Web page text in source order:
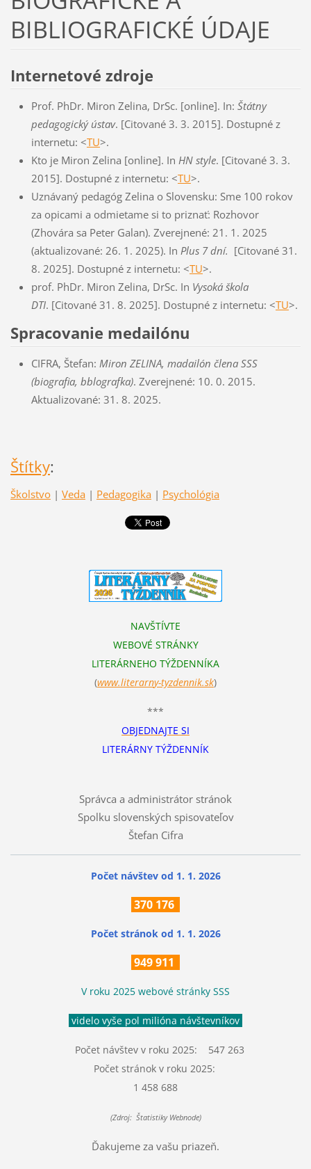
BIBLIOGRAFICKÉ ÚDAJE
Internetové zdroje
Prof. PhDr. Miron Zelina, DrSc. [online]. In: Štátny
pedagogický ústav. [Citované 3. 3. 2015]. Dostupné z
internetu: <TU>.
Kto je Miron Zelina [online]. In HN style. [Citované 3. 3.
2015]. Dostupné z internetu: <TU>.
Uznávaný pedagóg Zelina o Slovensku: Sme 100 rokov
za opicami a odmietame si to priznať: Rozhovor
(Zhovára sa Peter Galan). Zverejnené: 21. 1. 2025
(aktualizované: 26. 1. 2025). In Plus 7 dní. [Citované 31.
8. 2025]. Dostupné z internetu: <TU>.
prof. PhDr. Miron Zelina, DrSc. In Vysoká škola
DTI. [Citované 31. 8. 2025]. Dostupné z internetu: <TU>.
Spracovanie medailónu
CIFRA, Štefan: Miron ZELINA, madailón člena SSS
(biografia, bblografka). Zverejnené: 10. 0. 2015.
Aktualizované: 31. 8. 2025.
Štítky:
Školstvo | Veda | Pedagogika | Psychológia
NAVŠTÍVTE
WEBOVÉ STRÁNKY
LITERÁRNEHO TÝŽDENNÍKA
(www.literarny-tyzdennik.sk)
***
OBJEDNAJTE SI
LITERÁRNY TÝŽDENNÍK
Správca a administrátor stránok
Spolku slovenských spisovateľov
Štefan Cifra
Počet návštev od 1. 1. 2026
370 176
Počet stránok od 1. 1. 2026
949 911
V roku 2025 webové stránky SSS
videlo vyše pol milióna návštevníkov
Počet návštev v roku 2025: 547 263
Počet stránok v roku 2025:
1 458 688
(Zdroj: Štatistiky Webnode)
Ďakujeme za vašu priazeň.